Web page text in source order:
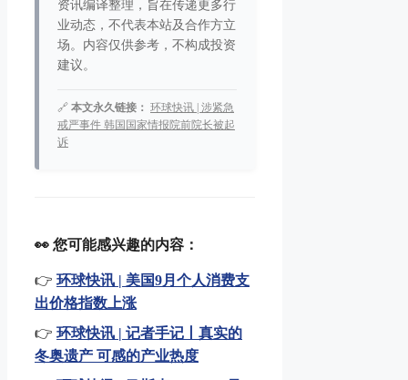
资讯编译整理，旨在传递更多行
业动态，不代表本站及合作方立
场。内容仅供参考，不构成投资
建议。
🔗 本文永久链接： 环球快讯 | 涉紧急
戒严事件 韩国国家情报院前院长被起
诉
👀 您可能感兴趣的内容：
👉 环球快讯 | 美国9月个人消费支
出价格指数上涨
👉 环球快讯 | 记者手记丨真实的
冬奥遗产 可感的产业热度